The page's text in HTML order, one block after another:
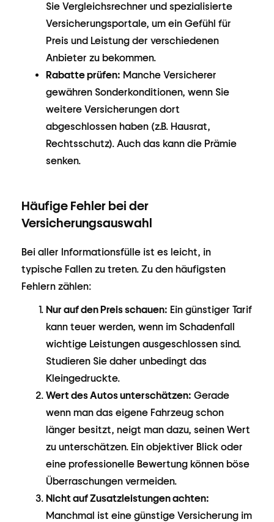
Sie Vergleichsrechner und spezialisierte
Versicherungsportale, um ein Gefühl für
Preis und Leistung der verschiedenen
Anbieter zu bekommen.
Rabatte prüfen: Manche Versicherer
gewähren Sonderkonditionen, wenn Sie
weitere Versicherungen dort
abgeschlossen haben (z.B. Hausrat,
Rechtsschutz). Auch das kann die Prämie
senken.
Häufige Fehler bei der
Versicherungsauswahl
Bei aller Informationsfülle ist es leicht, in
typische Fallen zu treten. Zu den häufigsten
Fehlern zählen:
Nur auf den Preis schauen: Ein günstiger Tarif
kann teuer werden, wenn im Schadenfall
wichtige Leistungen ausgeschlossen sind.
Studieren Sie daher unbedingt das
Kleingedruckte.
Wert des Autos unterschätzen: Gerade
wenn man das eigene Fahrzeug schon
länger besitzt, neigt man dazu, seinen Wert
zu unterschätzen. Ein objektiver Blick oder
eine professionelle Bewertung können böse
Überraschungen vermeiden.
Nicht auf Zusatzleistungen achten:
Manchmal ist eine günstige Versicherung im